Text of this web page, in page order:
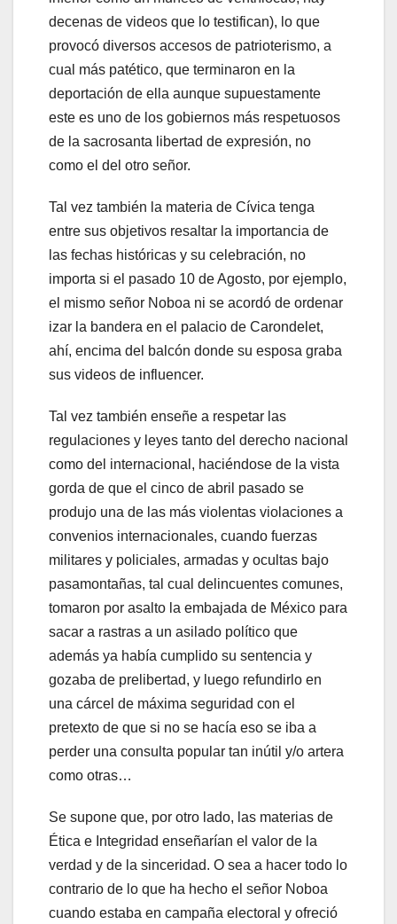
decenas de videos que lo testifican), lo que
provocó diversos accesos de patrioterismo, a
cual más patético, que terminaron en la
deportación de ella aunque supuestamente
este es uno de los gobiernos más respetuosos
de la sacrosanta libertad de expresión, no
como el del otro señor.
Tal vez también la materia de Cívica tenga
entre sus objetivos resaltar la importancia de
las fechas históricas y su celebración, no
importa si el pasado 10 de Agosto, por ejemplo,
el mismo señor Noboa ni se acordó de ordenar
izar la bandera en el palacio de Carondelet,
ahí, encima del balcón donde su esposa graba
sus videos de influencer.
Tal vez también enseñe a respetar las
regulaciones y leyes tanto del derecho nacional
como del internacional, haciéndose de la vista
gorda de que el cinco de abril pasado se
produjo una de las más violentas violaciones a
convenios internacionales, cuando fuerzas
militares y policiales, armadas y ocultas bajo
pasamontañas, tal cual delincuentes comunes,
tomaron por asalto la embajada de México para
sacar a rastras a un asilado político que
además ya había cumplido su sentencia y
gozaba de prelibertad, y luego refundirlo en
una cárcel de máxima seguridad con el
pretexto de que si no se hacía eso se iba a
perder una consulta popular tan inútil y/o artera
como otras…
Se supone que, por otro lado, las materias de
Ética e Integridad enseñarían el valor de la
verdad y de la sinceridad. O sea a hacer todo lo
contrario de lo que ha hecho el señor Noboa
cuando estaba en campaña electoral y ofreció